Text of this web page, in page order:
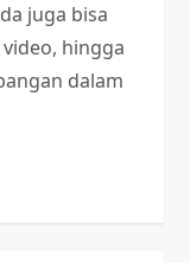
juga bisa
hingga
dalam